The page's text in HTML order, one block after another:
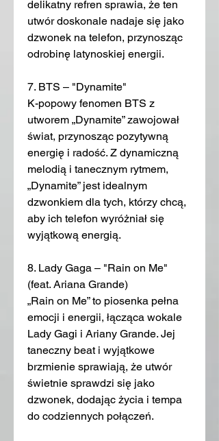
delikatny refren sprawia, że ten
utwór doskonale nadaje się jako
dzwonek na telefon, przynosząc
odrobinę latynoskiej energii.
7. BTS – "Dynamite"
K-popowy fenomen BTS z
utworem „Dynamite” zawojował
świat, przynosząc pozytywną
energię i radość. Z dynamiczną
melodią i tanecznym rytmem,
„Dynamite” jest idealnym
dzwonkiem dla tych, którzy chcą,
aby ich telefon wyróżniał się
wyjątkową energią.
8. Lady Gaga – "Rain on Me"
(feat. Ariana Grande)
„Rain on Me” to piosenka pełna
emocji i energii, łącząca wokale
Lady Gagi i Ariany Grande. Jej
taneczny beat i wyjątkowe
brzmienie sprawiają, że utwór
świetnie sprawdzi się jako
dzwonek, dodając życia i tempa
do codziennych połączeń.